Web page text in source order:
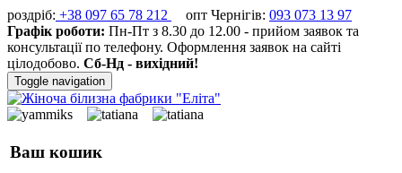
роздріб: +38 097 65 78 212 опт Чернігів: 093 073 13 97
Графік роботи: Пн-Пт з 8.30 до 12.00 - прийом заявок та
консультації по телефону. Оформлення заявок на сайті
цілодобово. Сб-Нд - вихідний!
Toggle navigation
Ваш кошик